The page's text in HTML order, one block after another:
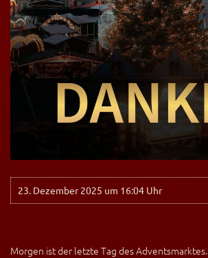
23. Dezember 2025 um 16:04 Uhr
Morgen ist der letzte Tag des Adventsmarktes.